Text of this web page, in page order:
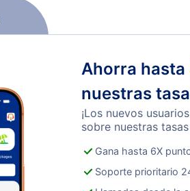
Ahorra hasta
nuestras
¡Los nuevos
sobre nuestras
Gana hasta 6X
Soporte prioritario